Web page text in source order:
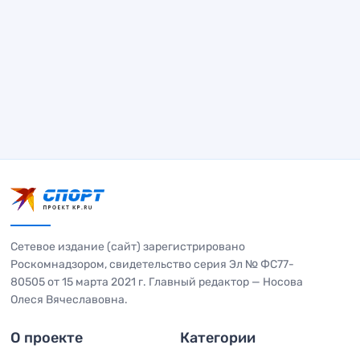
Сетевое издание (сайт) зарегистрировано
Роскомнадзором, свидетельство серия Эл № ФС77-
80505 от 15 марта 2021 г. Главный редактор — Носова
Олеся Вячеславовна.
О проекте Категории